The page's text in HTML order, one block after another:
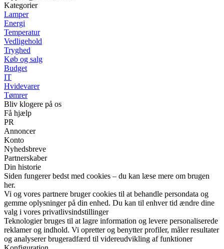
Kategorier
Lamper
Energi
Temperatur
Vedligehold
Tryghed
Køb og salg
Budget
IT
Hvidevarer
Tømrer
Bliv klogere på os
Få hjælp
PR
Annoncer
Konto
Nyhedsbreve
Partnerskaber
Din historie
Siden fungerer bedst med cookies – du kan læse mere om brugen
her.
Vi og vores partnere bruger cookies til at behandle persondata og
gemme oplysninger på din enhed. Du kan til enhver tid ændre dine
valg i vores privatlivsindstillinger
Teknologier bruges til at lagre information og levere personaliserede
reklamer og indhold. Vi opretter og benytter profiler, måler resultater
og analyserer brugeradfærd til videreudvikling af funktioner